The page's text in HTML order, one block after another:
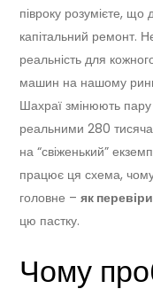
півроку розумієте, що
капітальний ремонт.
реальність для
машин на нашому
Шахраї змінюють пару
реальними 280
на “свіженький”
працює ця схема,
головне –як
цю пастку.
Чому